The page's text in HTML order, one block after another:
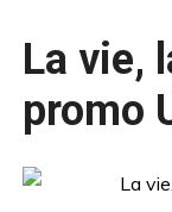
La vie,
promo